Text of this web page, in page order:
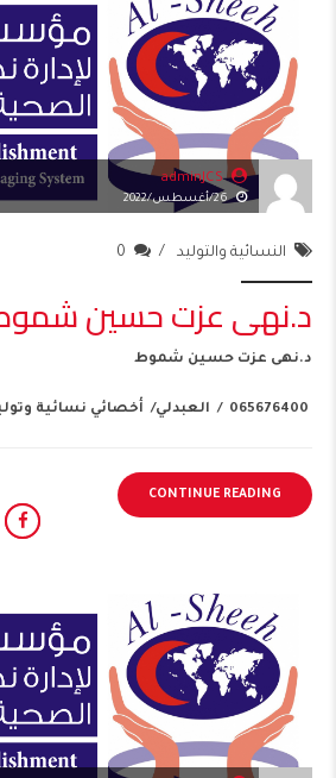
adminJCS
26/أغسطس/2022
النسائية والتوليد 0
د.نهى عزت حسين
د.نهى عزت حسين شموط
CONTINUE READING